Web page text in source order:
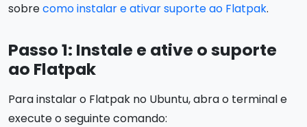
sobrecomo instalar e ativar suporte ao Flatpak.
Passo 1: Instale e ative o suporte
ao Flatpak
Para instalar o Flatpak no Ubuntu, abra o terminal e
execute o seguinte comando: